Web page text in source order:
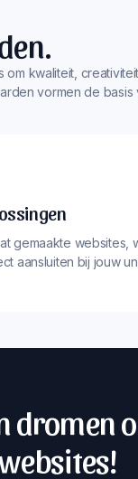
om kwaliteit,
vormen de basis
gemaakte websites,
aansluiten bij jouw
dromen